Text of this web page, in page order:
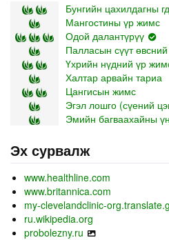
Бунгийн цахилдагны
Мангостины үр жимс
Одой далантүрүү
Палласын сүүт
Үхрийн нүдний үр
Халтар арвайн тариа
Цангисын жимс
Эгэл лошго (сүений
Эмийн багваахайны
Эх сурвалж
www.healthline.com
www.britannica.com
my-clevelandclinic-
ru.wikipedia.org
probolezny.ru